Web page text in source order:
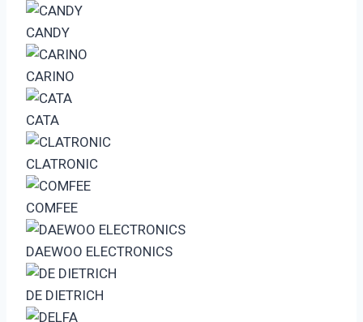
CANDY
CARINO
CATA
CLATRONIC
COMFEE
DAEWOO ELECTRONICS
DE DIETRICH